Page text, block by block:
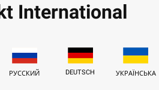
International
РУССКИЙ DEUTSCH УКРАЇНСЬКА